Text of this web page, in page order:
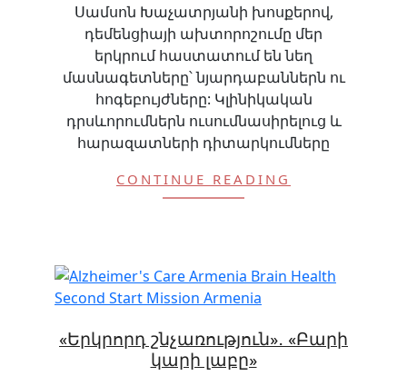
Սամսոն Խաչատրյանի խոսքերով,
դեմենցիայի ախտորոշումը մեր
երկրում հաստատում են նեղ
մասնագետները՝ նյարդաբաններն ու
հոգեբույժները: Կլինիկական
դրսևորումներն ուսումնասիրելուց և
հարազատների դիտարկումները
CONTINUE READING
«Երկրորդ շնչառություն»․ «Բարի
կարի լաբը»